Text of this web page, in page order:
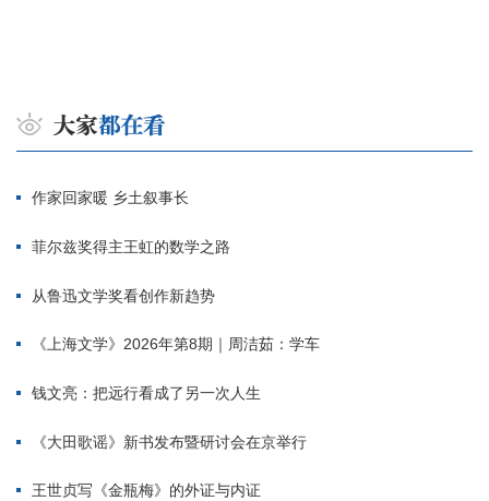
作家回家暖 乡土叙事长
菲尔兹奖得主王虹的数学之路
从鲁迅文学奖看创作新趋势
《上海文学》2026年第8期｜周洁茹：学车
钱文亮：把远行看成了另一次人生
《大田歌谣》新书发布暨研讨会在京举行
王世贞写《金瓶梅》的外证与内证